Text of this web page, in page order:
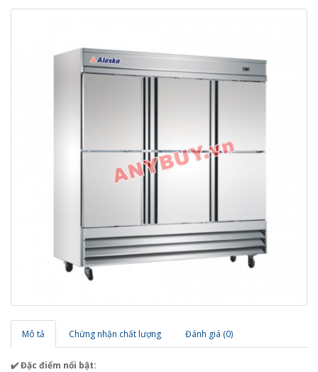
Mô tả Chứng nhận chất lượng Đánh giá (0)
✔️ Đặc điểm nổi bật: